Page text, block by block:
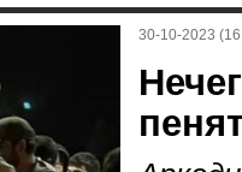
30-10-2023